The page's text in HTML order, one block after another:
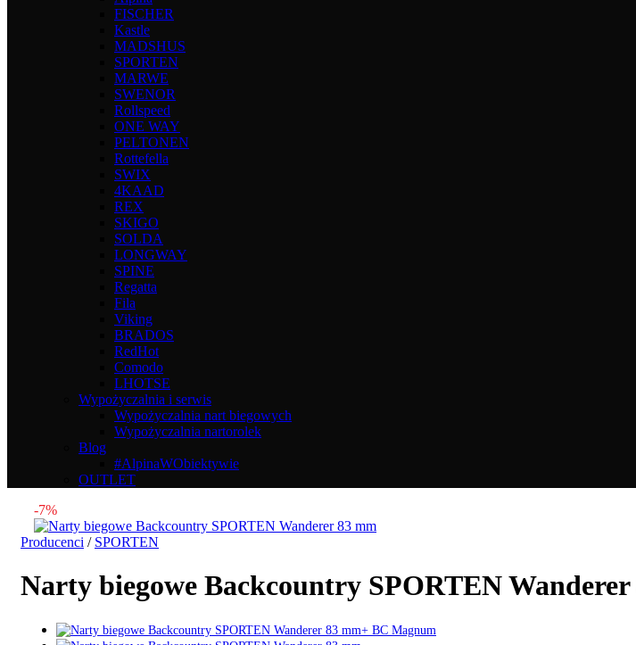
FISCHER
Kastle
MADSHUS
SPORTEN
MARWE
SWENOR
Rollspeed
ONE WAY
PELTONEN
Rottefella
SWIX
4KAAD
REX
SKIGO
SOLDA
LONGWAY
SPINE
Regatta
Fila
Viking
BRADOS
RedHot
Comodo
LHOTSE
Wypożyczalnia i serwis
Wypożyczalnia nart biegowych
Wypożyczalnia nartorolek
Blog
#AlpinaWObiektywie
OUTLET
-7%
Producenci / SPORTEN
Narty biegowe Backcountry SPORTEN